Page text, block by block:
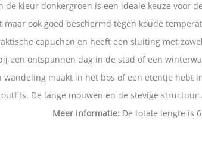
de kleur donkergroen is een ideale keuze voor
ook goed beschermd tegen koude
capuchon en heeft een sluiting met
een ontspannen dag in de stad of een
maakt in het bos of een etentje hebt
De lange mouwen en de stevige
Meer informatie: De totale lengte is